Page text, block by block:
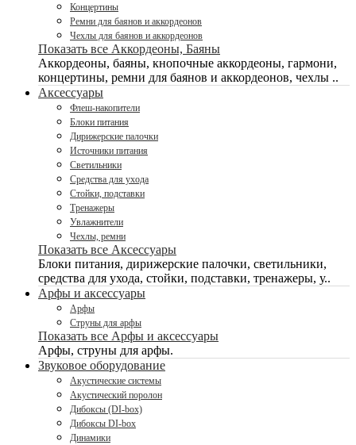
Концертины
Ремни для баянов и аккордеонов
Чехлы для баянов и аккордеонов
Показать все Аккордеоны, Баяны
Аккордеоны, баяны, кнопочные аккордеоны, гармони,
концертины, ремни для баянов и аккордеонов, чехлы ..
Аксессуары
Флеш-накопители
Блоки питания
Дирижерские палочки
Источники питания
Светильники
Средства для ухода
Стойки, подставки
Тренажеры
Увлажнители
Чехлы, ремни
Показать все Аксессуары
Блоки питания, дирижерские палочки, светильники,
средства для ухода, стойки, подставки, тренажеры, у..
Арфы и аксессуары
Арфы
Струны для арфы
Показать все Арфы и аксессуары
Арфы, струны для арфы.
Звуковое оборудование
Акустические системы
Акустический поролон
Дибоксы (DI-box)
Дибоксы DI-box
Динамики